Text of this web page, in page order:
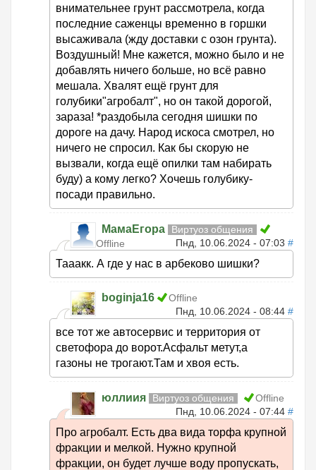
внимательнее грунт рассмотрела, когда
последние саженцы временно в горшки
высаживала (жду доставки с озон грунта).
Воздушный! Мне кажется, можно было и не
добавлять ничего больше, но всё равно
мешала. Хвалят ещё грунт для
голубики"агробалт", но он такой дорогой,
зараза! *раздобыла сегодня шишки по
дороге на дачу. Народ искоса смотрел, но
ничего не спросил. Как бы скорую не
вызвали, когда ещё опилки там набирать
буду) а кому легко? Хочешь голубику-
посади правильно.
МамаЕгора
Виртуоз общения
Offline
Пнд, 10.06.2024 - 07:03 #
Тааакк. А где у нас в арбеково шишки?
boginja16
Offline
Пнд, 10.06.2024 - 08:44 #
все тот же автосервис и территория от
светофора до ворот.Асфальт метут,а
газоны не трогают.Там и хвоя есть.
юллиия Виртуоз общения
Offline
Пнд, 10.06.2024 - 07:44 #
Про агробалт. Есть два вида торфа крупной
фракции и мелкой. Нужно крупной
фракции, он будет лучше воду пропускать,